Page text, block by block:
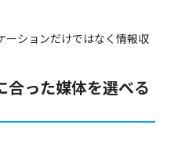
ーションだけではなく情報収
合った媒体を選べる